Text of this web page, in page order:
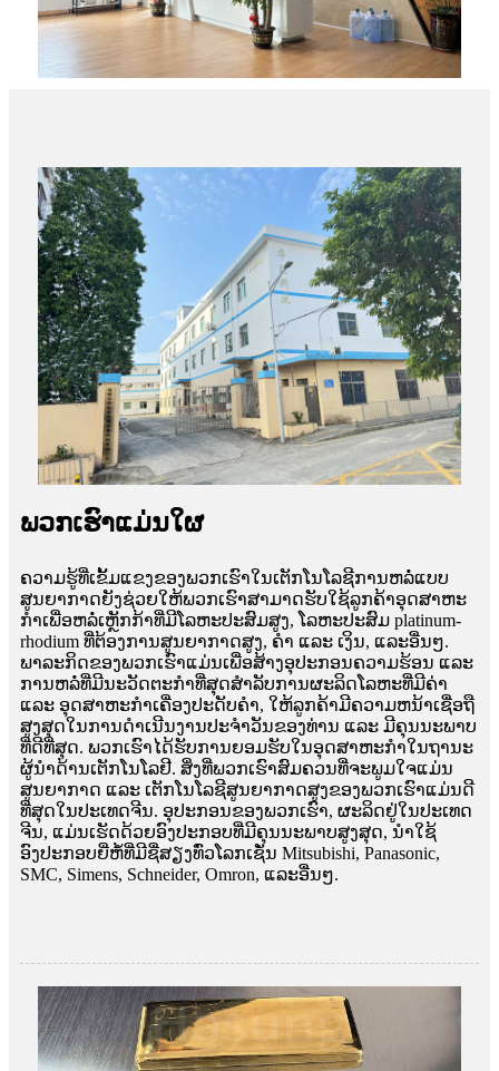
ພວກເຮົາແມ່ນໃຜ
ຄວາມຮູ້ທີ່ເຂັ້ມແຂງຂອງພວກເຮົາໃນເຕັກໂນໂລຊີການຫລໍ່ແບບ
ສູນຍາກາດຍັງຊ່ວຍໃຫ້ພວກເຮົາສາມາດຮັບໃຊ້ລູກຄ້າອຸດສາຫະ
ກໍາເພື່ອຫລໍ່ເຫຼັກກ້າທີ່ມີໂລຫະປະສົມສູງ, ໂລຫະປະສົມ platinum-
rhodium ທີ່ຕ້ອງການສູນຍາກາດສູງ, ຄໍາ ແລະ ເງິນ, ແລະອື່ນໆ.
ພາລະກິດຂອງພວກເຮົາແມ່ນເພື່ອສ້າງອຸປະກອນຄວາມຮ້ອນ ແລະ
ການຫລໍ່ທີ່ມີນະວັດຕະກໍາທີ່ສຸດສໍາລັບການຜະລິດໂລຫະທີ່ມີຄ່າ
ແລະ ອຸດສາຫະກໍາເຄື່ອງປະດັບຄໍາ, ໃຫ້ລູກຄ້າມີຄວາມຫນ້າເຊື່ອຖື
ສູງສຸດໃນການດໍາເນີນງານປະຈໍາວັນຂອງທ່ານ ແລະ ມີຄຸນນະພາບ
ທີ່ດີທີ່ສຸດ. ພວກເຮົາໄດ້ຮັບການຍອມຮັບໃນອຸດສາຫະກໍາໃນຖານະ
ຜູ້ນໍາດ້ານເຕັກໂນໂລຢີ. ສິ່ງທີ່ພວກເຮົາສົມຄວນທີ່ຈະພູມໃຈແມ່ນ
ສູນຍາກາດ ແລະ ເຕັກໂນໂລຊີສູນຍາກາດສູງຂອງພວກເຮົາແມ່ນດີ
ທີ່ສຸດໃນປະເທດຈີນ. ອຸປະກອນຂອງພວກເຮົາ, ຜະລິດຢູ່ໃນປະເທດ
ຈີນ, ແມ່ນເຮັດດ້ວຍອົງປະກອບທີ່ມີຄຸນນະພາບສູງສຸດ, ນໍາໃຊ້
ອົງປະກອບຍີ່ຫໍ້ທີ່ມີຊື່ສຽງທົ່ວໂລກເຊັ່ນ Mitsubishi, Panasonic,
SMC, Simens, Schneider, Omron, ແລະອື່ນໆ.